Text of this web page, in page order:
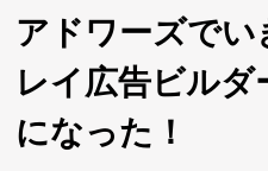
アドワーズで
レイ広告ビルダ
になった！